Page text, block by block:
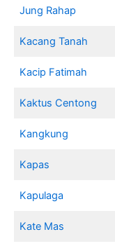
Jung Rahap
Kacang Tanah
Kacip Fatimah
Kaktus Centong
Kangkung
Kapas
Kapulaga
Kate Mas